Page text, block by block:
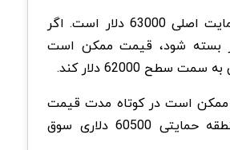
اولین سطح حمایت اصلی 63000 دلار است. اگر
دلار بسته شود، قیمت ممکن است
62000 دلار کند.
است در کوتاه مدت قیمت
را به سمت منطقه حمایتی 60500 دلاری سوق